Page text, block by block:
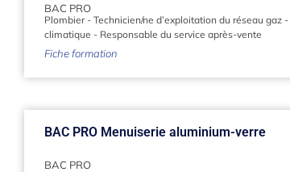
BAC PRO
Plombier- Technicien/ne d’exploitation du réseau gaz -
climatique - Responsable du service après-vente
Fiche formation
BAC PRO Menuiserie aluminium-verre
BAC PRO